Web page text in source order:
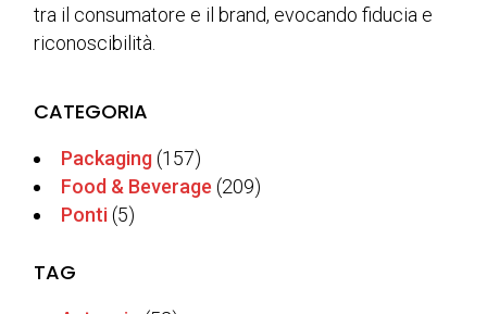
tra il consumatore e il brand, evocando fiducia e
riconoscibilità.
CATEGORIA
Packaging(157)
Food & Beverage (209)
Ponti(5)
TAG